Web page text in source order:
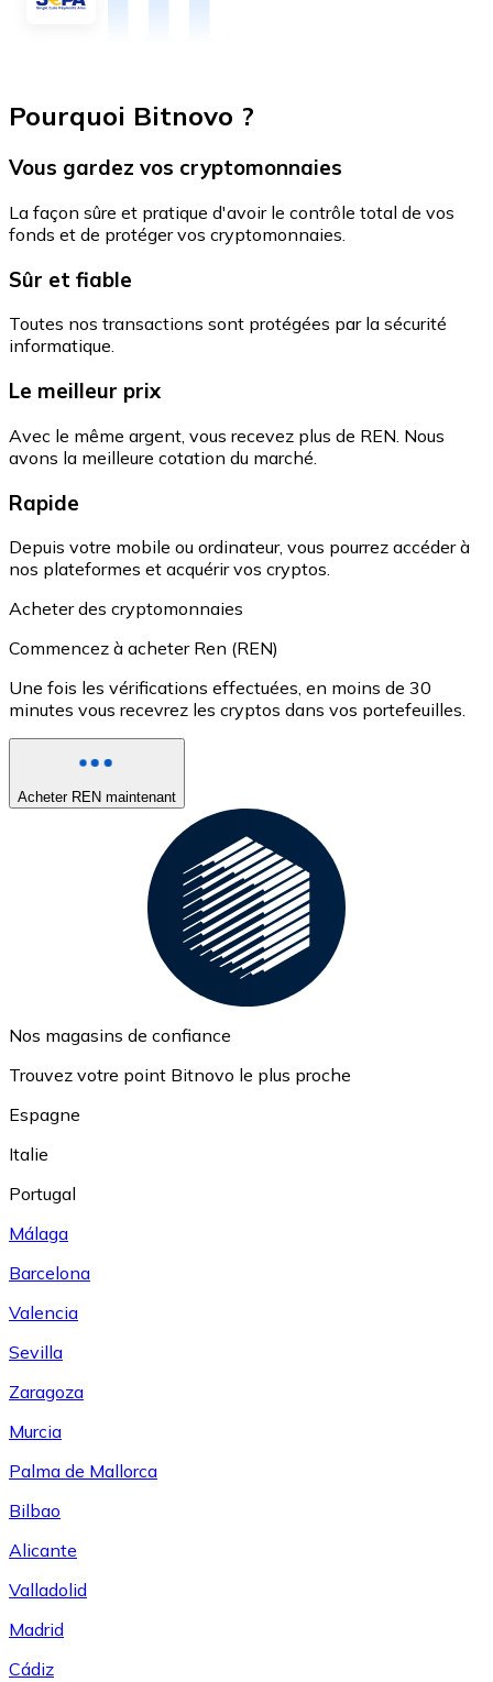
Pourquoi Bitnovo ?
Vous gardez vos cryptomonnaies
La façon sûre et pratique d'avoir le contrôle total de vos
fonds et de protéger vos cryptomonnaies.
Sûr et fiable
Toutes nos transactions sont protégées par la sécurité
informatique.
Le meilleur prix
Avec le même argent, vous recevez plus de REN. Nous
avons la meilleure cotation du marché.
Rapide
Depuis votre mobile ou ordinateur, vous pourrez accéder à
nos plateformes et acquérir vos cryptos.
Acheter des cryptomonnaies
Commencez à acheter Ren (REN)
Une fois les vérifications effectuées, en moins de 30
minutes vous recevrez les cryptos dans vos portefeuilles.
Acheter REN maintenant
Nos magasins de confiance
Trouvez votre point Bitnovo le plus proche
Espagne
Italie
Portugal
Málaga
Barcelona
Valencia
Sevilla
Zaragoza
Murcia
Palma de Mallorca
Bilbao
Alicante
Valladolid
Madrid
Cádiz